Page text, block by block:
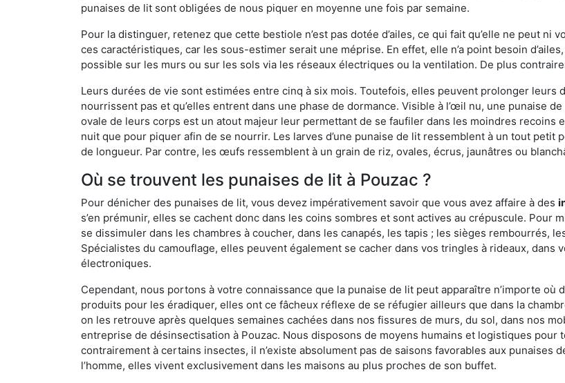
punaises de lit sont obligées de nous piquer en moyenne une fois par semaine.
Pour la distinguer, retenez que cette bestiole n’est pas dotée d’ailes, ce qui fait qu’elle ne peut ni
ces caractéristiques, car les sous-estimer serait une méprise. En effet, elle n’a point besoin
possible sur les murs ou sur les sols via les réseaux électriques ou la ventilation. De plus
Leurs durées de vie sont estimées entre cinq à six mois. Toutefois, elles peuvent prolonger leurs
nourrissent pas et qu’elles entrent dans une phase de dormance. Visible à l’œil nu, une punaise
ovale de leurs corps est un atout majeur leur permettant de se faufiler dans les moindres recoins
nuit que pour piquer afin de se nourrir. Les larves d’une punaise de lit ressemblent à un tout petit
de longueur. Par contre, les œufs ressemblent à un grain de riz, ovales, écrus, jaunâtres ou
Où se trouvent les punaises de lit à Pouzac ?
Pour dénicher des punaises de lit, vous devez impérativement savoir que vous avez affaire à des
s’en prémunir, elles se cachent donc dans les coins sombres et sont actives au crépuscule. Pour
se dissimuler dans les chambres à coucher, dans les canapés, les tapis ; les sièges rembourrés,
Spécialistes du camouflage, elles peuvent également se cacher dans vos tringles à rideaux, dans
électroniques.
Cependant, nous portons à votre connaissance que la punaise de lit peut apparaître n’importe où
produits pour les éradiquer, elles ont ce fâcheux réflexe de se réfugier ailleurs que dans la
on les retrouve après quelques semaines cachées dans nos fissures de murs, du sol, dans nos
entreprise de désinsectisation à Pouzac. Nous disposons de moyens humains et logistiques pour
contrairement à certains insectes, il n’existe absolument pas de saisons favorables aux punaises
l’homme, elles vivent exclusivement dans les maisons au plus proches de son buffet.